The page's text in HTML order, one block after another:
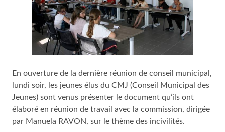
En ouverture de la dernière réunion de conseil municipal,
lundi soir, les jeunes élus du CMJ (Conseil Municipal des
Jeunes) sont venus présenter le document qu’ils ont
élaboré en réunion de travail avec la commission, dirigée
par Manuela RAVON, sur le thème des incivilités.